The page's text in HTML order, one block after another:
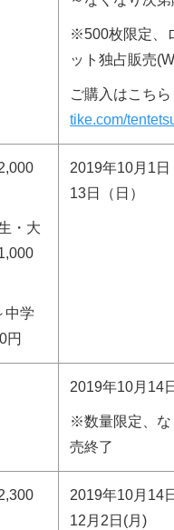
※500枚限定、
ット独占販売
ご購入はこち
tike.com/
・大
中学
円
2019年10月1日
13日（日）
2019年10月14
※数量限定、な
売終了
2019年10月14
12月2日(月)